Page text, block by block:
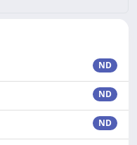
ND
ND
ND